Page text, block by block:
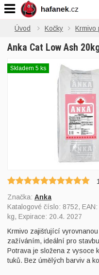
Úvod Kočky Krmivo
Anka Cat Low Ash
Skladem 5 ks
1
Značka: Anka
Katalogové číslo: 8752, EAN:
kg, Expirace: 20.4. 2027
Krmivo zajišťující
zažíváním, ideální pro
Potrava je složena z vysoce
tuků. Bez úmělých barviv a